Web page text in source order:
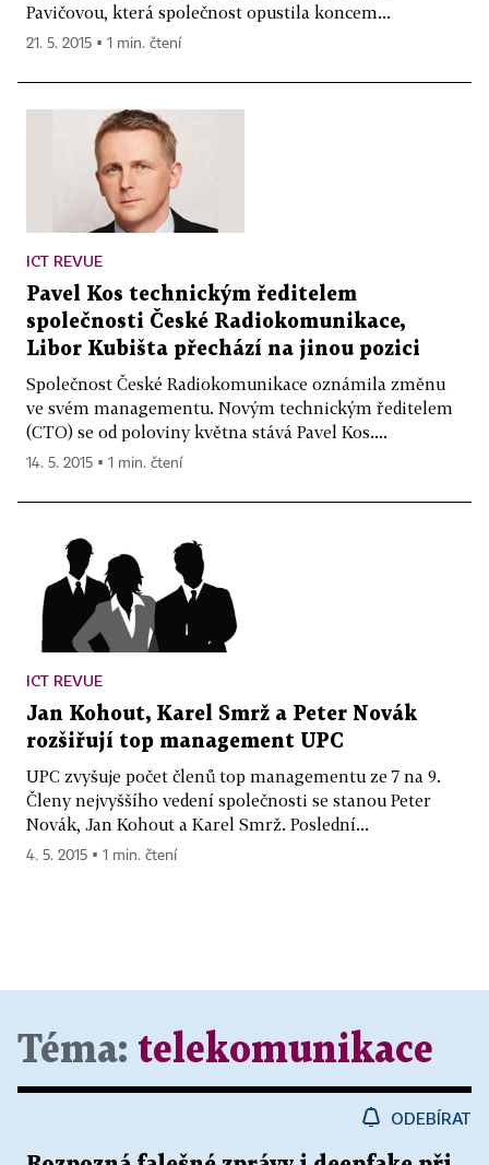
Pavičovou, která společnost opustila koncem...
21. 5. 2015 ▪ 1 min. čtení
ICT REVUE
Pavel Kos technickým ředitelem
společnosti České Radiokomunikace,
Libor Kubišta přechází na jinou pozici
Společnost České Radiokomunikace oznámila změnu
ve svém managementu. Novým technickým ředitelem
(CTO) se od poloviny května stává Pavel Kos....
14. 5. 2015 ▪ 1 min. čtení
ICT REVUE
Jan Kohout, Karel Smrž a Peter Novák
rozšiřují top management UPC
UPC zvyšuje počet členů top managementu ze 7 na 9.
Členy nejvyššího vedení společnosti se stanou Peter
Novák, Jan Kohout a Karel Smrž. Poslední...
4. 5. 2015 ▪ 1 min. čtení
Téma: telekomunikace
ODEBÍRAT